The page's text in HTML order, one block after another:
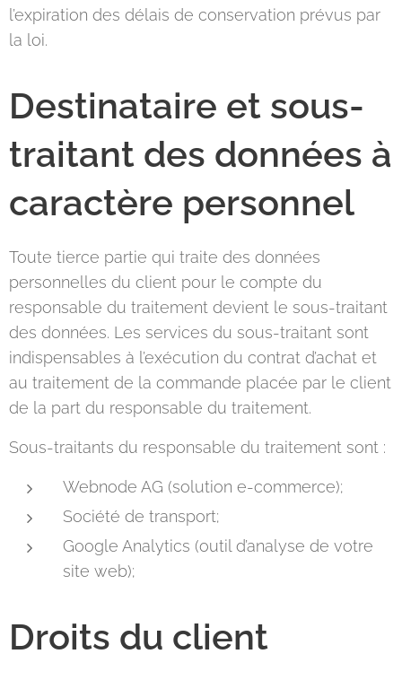
l’expiration des délais de conservation prévus par
la loi.
Destinataire et sous-
traitant des données à
caractère personnel
Toute tierce partie qui traite des données
personnelles du client pour le compte du
responsable du traitement devient le sous-traitant
des données. Les services du sous-traitant sont
indispensables à l’exécution du contrat d’achat et
au traitement de la commande placée par le client
de la part du responsable du traitement.
Sous-traitants du responsable du traitement sont :
Webnode AG (solution e-commerce);
Société de transport;
Google Analytics (outil d’analyse de votre
site web);
Droits du client